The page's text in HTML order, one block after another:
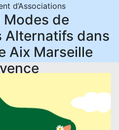
d’Associations
Modes de
Alternatifs dans
Aix Marseille